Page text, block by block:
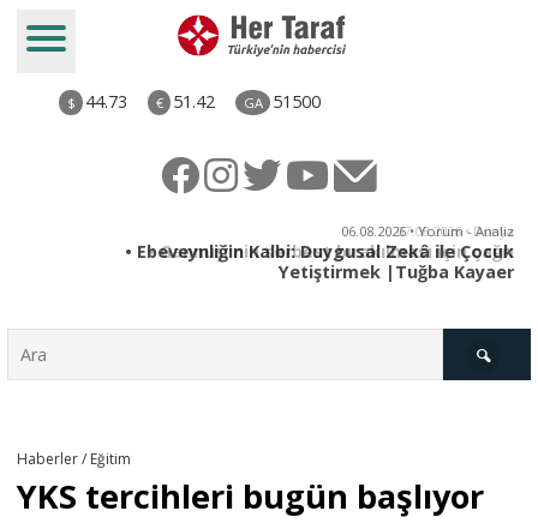
$ 44.73 € 51.42 GA 51500
06.08.2026 • Yorum - Analiz
• Ebeveynliğin Kalbi: Duygusal Zekâ ile Çocuk
Yetiştirmek |Tuğba Kayaer
Haberler / Eğitim
YKS tercihleri bugün başlıyor